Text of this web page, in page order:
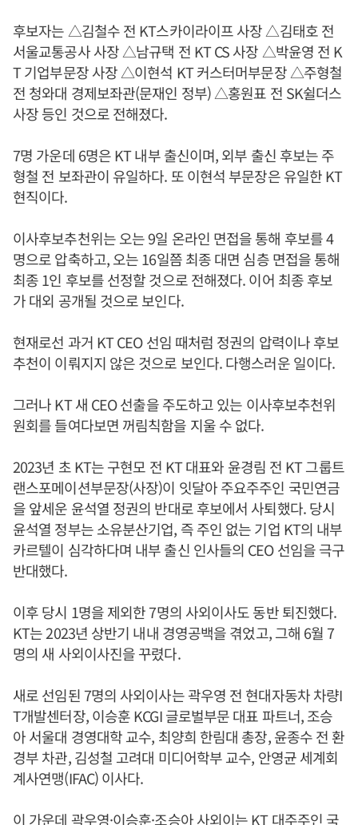
후보자는 △김철수 전 KT스카이라이프 사장 △김태호 전
서울교통공사 사장 △남규택 전 KT CS 사장 △박윤영 전 K
T 기업부문장 사장 △이현석 KT 커스터머부문장 △주형철
전 청와대 경제보좌관(문재인 정부) △홍원표 전 SK쉴더스
사장 등인 것으로 전해졌다.
7명 가운데 6명은 KT 내부 출신이며, 외부 출신 후보는 주
형철 전 보좌관이 유일하다. 또 이현석 부문장은 유일한 KT
현직이다.
이사후보추천위는 오는 9일 온라인 면접을 통해 후보를 4
명으로 압축하고, 오는 16일쯤 최종 대면 심층 면접을 통해
최종 1인 후보를 선정할 것으로 전해졌다. 이어 최종 후보
가 대외 공개될 것으로 보인다.
현재로선 과거 KT CEO 선임 때처럼 정권의 압력이나 후보
추천이 이뤄지지 않은 것으로 보인다. 다행스러운 일이다.
그러나 KT 새 CEO 선출을 주도하고 있는 이사후보추천위
원회를 들여다보면 꺼림칙함을 지울 수 없다.
2023년 초 KT는 구현모 전 KT 대표와 윤경림 전 KT 그룹트
랜스포메이션부문장(사장)이 잇달아 주요주주인 국민연금
을 앞세운 윤석열 정권의 반대로 후보에서 사퇴했다. 당시
윤석열 정부는 소유분산기업, 즉 주인 없는 기업 KT의 내부
카르텔이 심각하다며 내부 출신 인사들의 CEO 선임을 극구
반대했다.
이후 당시 1명을 제외한 7명의 사외이사도 동반 퇴진했다.
KT는 2023년 상반기 내내 경영공백을 겪었고, 그해 6월 7
명의 새 사외이사진을 꾸렸다.
새로 선임된 7명의 사외이사는 곽우영 전 현대자동차 차량I
T개발센터장, 이승훈 KCGI 글로벌부문 대표 파트너, 조승
아 서울대 경영대학 교수, 최양희 한림대 총장, 윤종수 전 환
경부 차관, 김성철 고려대 미디어학부 교수, 안영균 세계회
계사연맹(IFAC) 이사다.
이 가운데 곽우영·이승훈·조승아 사외이는 KT 대주주인 국